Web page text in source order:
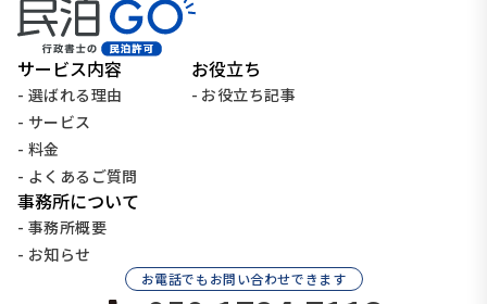
サービス内容
- 選ばれる理由
- サービス
- 料金
- よくあるご質問
お役立ち
- お役立ち記事
事務所について
- 事務所概要
- お知らせ
お電話でもお問い合わせできます